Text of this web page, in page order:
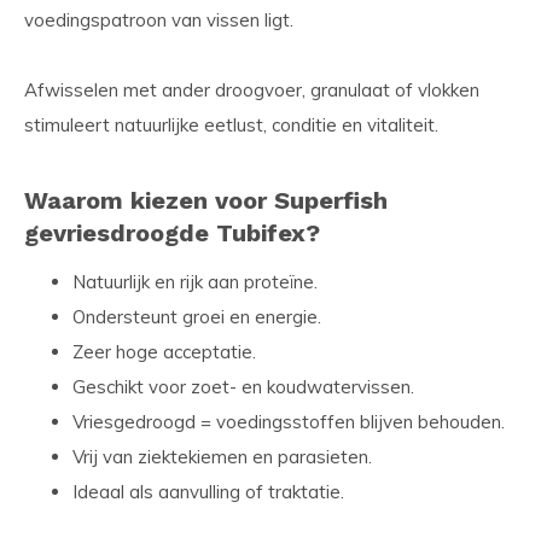
voedingspatroon van vissen ligt.
Afwisselen met ander droogvoer, granulaat of vlokken
stimuleert natuurlijke eetlust, conditie en vitaliteit.
Waarom kiezen voor Superfish
gevriesdroogde Tubifex?
Natuurlijk en rijk aan proteïne.
Ondersteunt groei en energie.
Zeer hoge acceptatie.
Geschikt voor zoet- en koudwatervissen.
Vriesgedroogd = voedingsstoffen blijven behouden.
Vrij van ziektekiemen en parasieten.
Ideaal als aanvulling of traktatie.